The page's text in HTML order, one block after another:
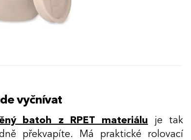
vyčnívat
batoh z RPET materiálu je tak
překvapíte. Má praktické rolovací